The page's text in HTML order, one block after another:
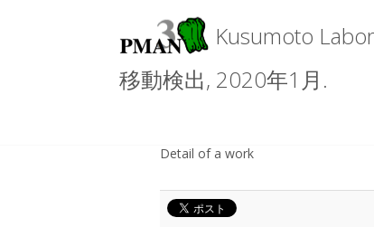
Kusumoto
移動検出, 2020年1月.
Detail of a work